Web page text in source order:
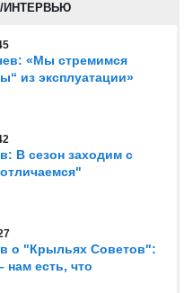
ИНТЕРВЬЮ
«Мы стремимся
из эксплуатации»
В сезон заходим с
о "Крыльях Советов":
есть, что